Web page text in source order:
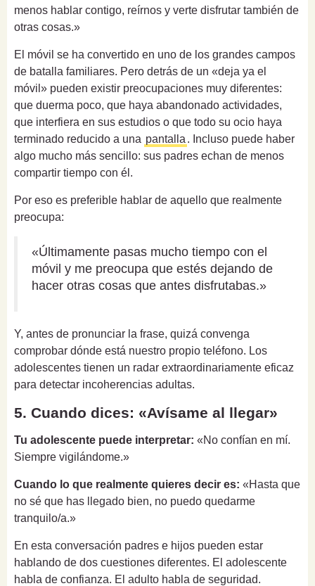
menos hablar contigo, reírnos y verte disfrutar también de
otras cosas.»
El móvil se ha convertido en uno de los grandes campos
de batalla familiares. Pero detrás de un «deja ya el
móvil» pueden existir preocupaciones muy diferentes:
que duerma poco, que haya abandonado actividades,
que interfiera en sus estudios o que todo su ocio haya
terminado reducido a una pantalla . Incluso puede haber
algo mucho más sencillo: sus padres echan de menos
compartir tiempo con él.
Por eso es preferible hablar de aquello que realmente
preocupa:
«Últimamente pasas mucho tiempo con el
móvil y me preocupa que estés dejando de
hacer otras cosas que antes disfrutabas.»
Y, antes de pronunciar la frase, quizá convenga
comprobar dónde está nuestro propio teléfono. Los
adolescentes tienen un radar extraordinariamente eficaz
para detectar incoherencias adultas.
5. Cuando dices: «Avísame al llegar»
Tu adolescente puede interpretar: «No confían en mí.
Siempre vigilándome.»
Cuando lo que realmente quieres decir es: «Hasta que
no sé que has llegado bien, no puedo quedarme
tranquilo/a.»
En esta conversación padres e hijos pueden estar
hablando de dos cuestiones diferentes. El adolescente
habla de confianza. El adulto habla de seguridad.